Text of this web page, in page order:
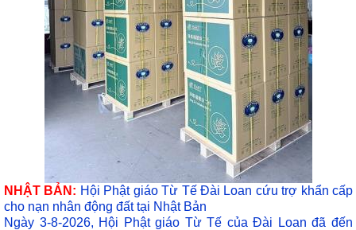
NHẬT BẢN: Hội Phật giáo Từ Tế Đài Loan cứu trợ khẩn cấp
cho nạn nhân động đất tại Nhật Bản
Ngày 3-8-2026, Hội Phật giáo Từ Tế của Đài Loan đã đến